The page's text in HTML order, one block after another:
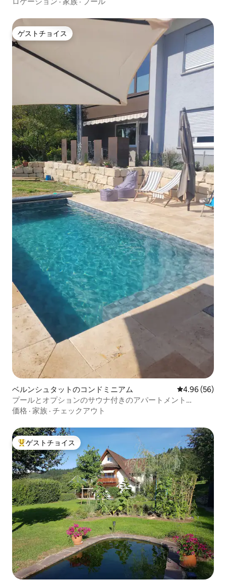
ゲストチョイス
ゲストチョイス
ベルンシュタットのコンドミニアム レビュー56
4.96 (56)
プールとオプションのサウナ付きのアパートメント
glüXnest
価格 · 家族 · チェックアウト
大好評のゲストチョイスです。
ゲストチョイス